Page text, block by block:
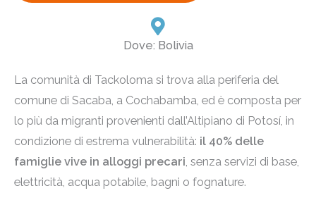
Dove: Bolivia
La comunità di Tackoloma si trova alla periferia del
comune di Sacaba, a Cochabamba, ed è composta per
lo più da migranti provenienti dall’Altipiano di Potosí, in
condizione di estrema vulnerabilità: il 40% delle
famiglie vive in alloggi precari, senza servizi di base,
elettricità, acqua potabile, bagni o fognature.